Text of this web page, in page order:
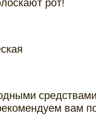
рот!
вам